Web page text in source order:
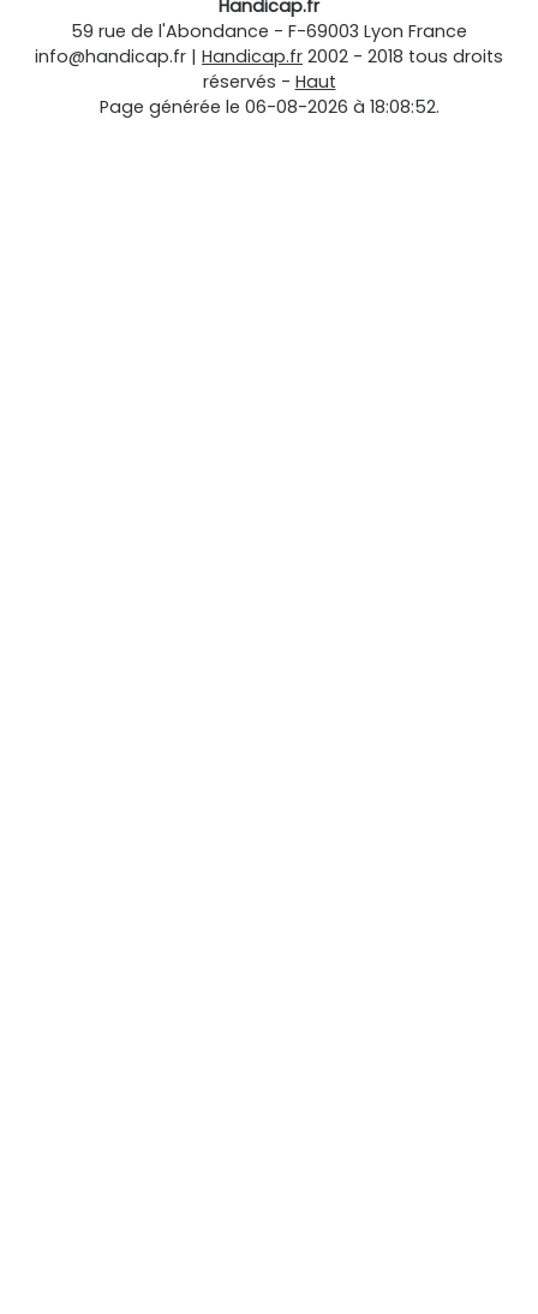
Handicap.fr
59 rue de l'Abondance - F-69003 Lyon France
info@handicap.fr | Handicap.fr 2002 - 2018 tous droits
réservés - Haut
Page générée le 06-08-2026 à 18:08:52.